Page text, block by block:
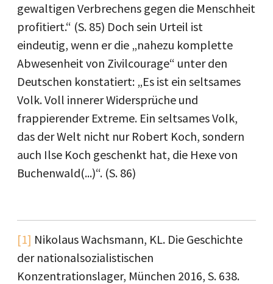
gewaltigen Verbrechens gegen die Menschheit
profitiert.“ (S. 85) Doch sein Urteil ist
eindeutig, wenn er die „nahezu komplette
Abwesenheit von Zivilcourage“ unter den
Deutschen konstatiert: „Es ist ein seltsames
Volk. Voll innerer Widersprüche und
frappierender Extreme. Ein seltsames Volk,
das der Welt nicht nur Robert Koch, sondern
auch Ilse Koch geschenkt hat, die Hexe von
Buchenwald(...)“. (S. 86)
[1] Nikolaus Wachsmann, KL. Die Geschichte
der nationalsozialistischen
Konzentrationslager, München 2016, S. 638.